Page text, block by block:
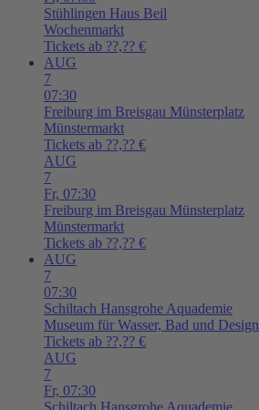
Stühlingen Haus Beil
Wochenmarkt
Tickets ab ??,?? €
AUG
7
07:30
Freiburg im Breisgau Münsterplatz
Münstermarkt
Tickets ab ??,?? €
AUG
7
Fr, 07:30
Freiburg im Breisgau Münsterplatz
Münstermarkt
Tickets ab ??,?? €
AUG
7
07:30
Schiltach Hansgrohe Aquademie
Museum für Wasser, Bad und Design
Tickets ab ??,?? €
AUG
7
Fr, 07:30
Schiltach Hansgrohe Aquademie